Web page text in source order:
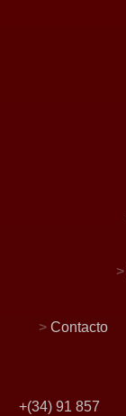
>
> Contacto
+(34) 91 857